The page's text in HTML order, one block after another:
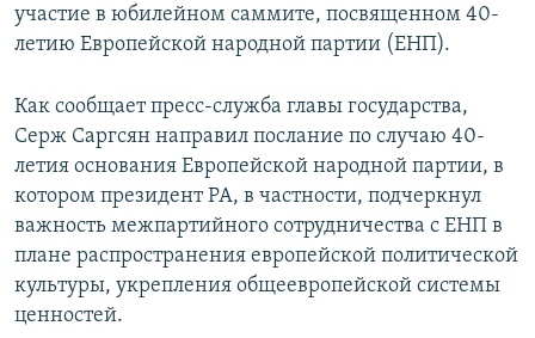
участие в юбилейном саммите, посвященном 40-
летию Европейской народной партии (ЕНП).
Как сообщает пресс-служба главы государства,
Серж Саргсян направил послание по случаю 40-
летия основания Европейской народной партии, в
котором президент РА, в частности, подчеркнул
важность межпартийного сотрудничества с EНП в
плане распространения европейской политической
культуры, укрепления общеевропейской системы
ценностей.